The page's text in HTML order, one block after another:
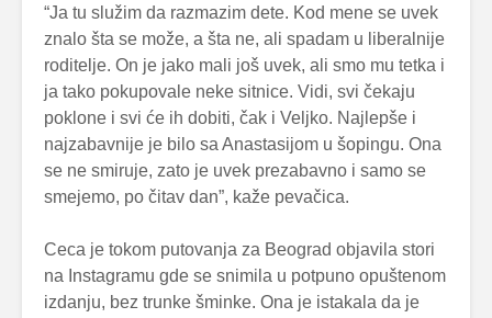
“Ja tu služim da razmazim dete. Kod mene se uvek
znalo šta se može, a šta ne, ali spadam u liberalnije
roditelje. On je jako mali još uvek, ali smo mu tetka i
ja tako pokupovale neke sitnice. Vidi, svi čekaju
poklone i svi će ih dobiti, čak i Veljko. Najlepše i
najzabavnije je bilo sa Anastasijom u šopingu. Ona
se ne smiruje, zato je uvek prezabavno i samo se
smejemo, po čitav dan”, kaže pevačica.
Ceca je tokom putovanja za Beograd objavila stori
na Instagramu gde se snimila u potpuno opuštenom
izdanju, bez trunke šminke. Ona je istakala da je